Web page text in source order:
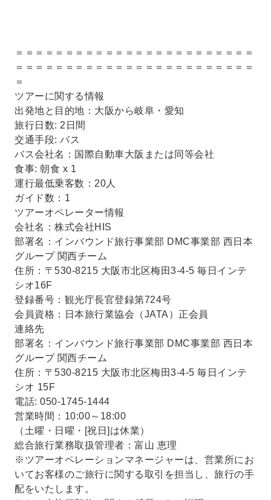
＝＝＝＝＝＝＝＝＝＝＝＝＝＝＝＝＝＝＝＝＝＝＝＝
＝＝＝＝＝＝＝＝＝＝＝＝＝＝＝＝＝＝＝＝＝＝＝＝
＝
ツアーに関する情報
出発地と目的地：大阪から岐阜・愛知
旅行日数: 2日間
交通手段: バス
バス会社名：国際自動車大阪または同等会社
食事: 朝食 x 1
運行最低乗客数：20人
ガイド数：1
ツアーオペレーター情報
会社名：株式会社HIS
部署名：インバウンド旅行事業部 DMC事業部 西日本
グループ 関西チーム
住所：〒530-8215 大阪市北区梅田3-4-5 毎日インテ
シオ16F
登録番号：観光庁長官登録第724号
会員資格：日本旅行業協会（JATA）正会員
連絡先
部署名：インバウンド旅行事業部 DMC事業部 西日本
グループ 関西チーム
住所：〒530-8215 大阪市北区梅田3-4-5 毎日インテ
シオ 15F
電話: 050-1745-1444
営業時間：10:00～18:00
（土曜・日曜・[祝日]は休業）
総合旅行業務取扱管理者：富山 恵理
※ツアーオペレーションマネージャーは、営業所にお
いてお客様のご旅行に関する取引を担当し、旅行の手
配をいたします。